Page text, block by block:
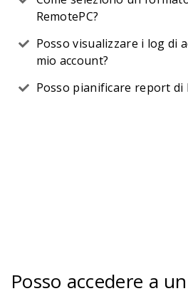
RemotePC?
Posso visualizzare i log di
mio account?
Posso pianificare report di
Posso accedere a